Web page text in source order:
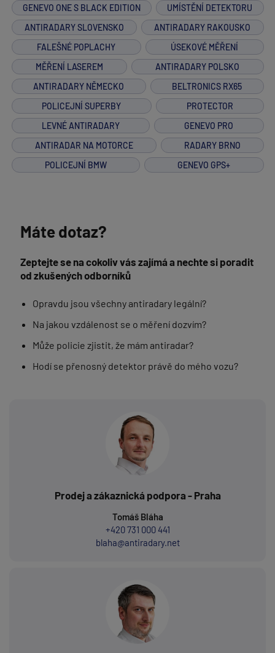
GENEVO ONE S BLACK EDITION
UMÍSTĚNÍ DETEKTORU
ANTIRADARY SLOVENSKO
ANTIRADARY RAKOUSKO
FALEŠNÉ POPLACHY
ÚSEKOVÉ MĚŘENÍ
MĚŘENÍ LASEREM
ANTIRADARY POLSKO
ANTIRADARY NĚMECKO
BELTRONICS RX65
POLICEJNÍ SUPERBY
PROTECTOR
LEVNÉ ANTIRADARY
GENEVO PRO
ANTIRADAR NA MOTORCE
RADARY BRNO
POLICEJNÍ BMW
GENEVO GPS+
Máte dotaz?
Zeptejte se na cokoliv vás zajímá a nechte si poradit
od zkušených odborníků
Opravdu jsou všechny antiradary legální?
Na jakou vzdálenost se o měření dozvím?
Může policie zjistit, že mám antiradar?
Hodí se přenosný detektor právě do mého vozu?
Prodej a zákaznická podpora - Praha
Tomáš Bláha
+420 731 000 441
blaha@antiradary.net